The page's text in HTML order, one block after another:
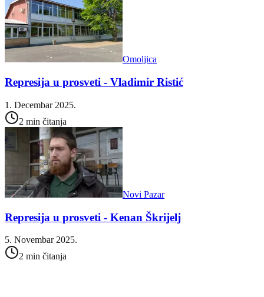
Omoljica
Represija u prosveti - Vladimir Ristić
1. Decembar 2025.
2 min čitanja
Novi Pazar
Represija u prosveti - Kenan Škrijelj
5. Novembar 2025.
2 min čitanja